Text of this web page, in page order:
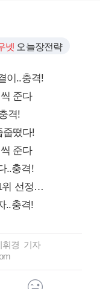
넷 오늘장전략
이..충격!
준다
격!
줍떴다!
준다
..충격!
위 선정…
..충격!
휘경 기자